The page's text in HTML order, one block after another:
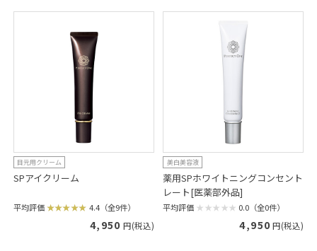
目元用クリーム
SPアイクリーム
平均評価 4.4（全9件）
4,950 円(税込)
美白美容液
薬用SPホワイトニングコンセント
レート[医薬部外品]
平均評価 0.0（全0件）
4,950 円(税込)